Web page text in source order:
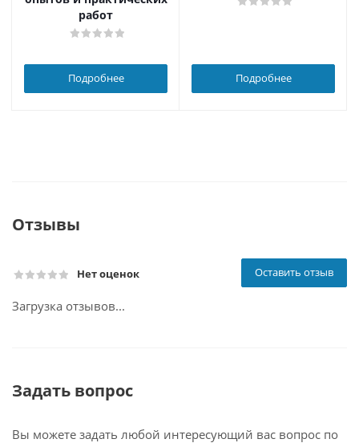
работ
Подробнее Подробнее
Отзывы
Нет оценок Оставить отзыв
Загрузка отзывов...
Задать вопрос
Вы можете задать любой интересующий вас вопрос по